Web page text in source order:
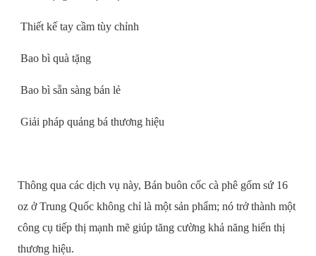
Thiết kế tay cầm tùy chỉnh
Bao bì quà tặng
Bao bì sẵn sàng bán lẻ
Giải pháp quảng bá thương hiệu
Thông qua các dịch vụ này, Bán buôn cốc cà phê gốm sứ 16
oz ở Trung Quốc không chỉ là một sản phẩm; nó trở thành một
công cụ tiếp thị mạnh mẽ giúp tăng cường khả năng hiển thị
thương hiệu.